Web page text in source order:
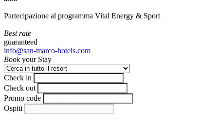
Partecipazione al programma Vital Energy & Sport
Best rate
guaranteed
info@san-marco-hotels.com
Bookyour Stay
Check in
Check out
Promo code
Ospiti